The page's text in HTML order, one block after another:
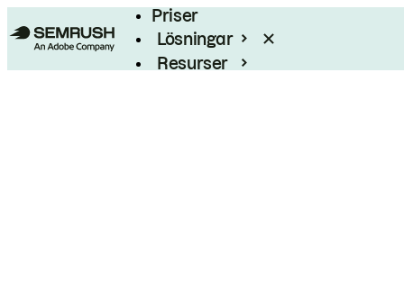
Priser
Lösningar
Resurser